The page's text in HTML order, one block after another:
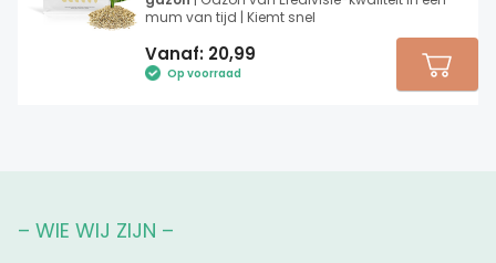
mum van tijd | Kiemt snel
Vanaf: 20,99
Op voorraad
– WIE WIJ ZIJN –